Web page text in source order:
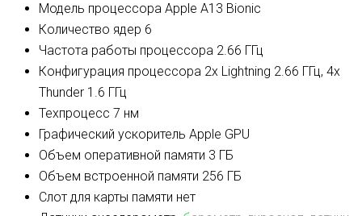
Модель процессора Apple A13 Bionic
Количество ядер 6
Частота работы процессора 2.66 ГГц
Конфигурация процессора 2x Lightning 2.66 ГГц, 4x
Thunder 1.6 ГГц
Техпроцесс 7 нм
Графический ускоритель Apple GPU
Объем оперативной памяти 3 ГБ
Объем встроенной памяти 256 ГБ
Слот для карты памяти нет